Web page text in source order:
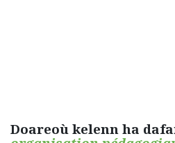
Doareoù kelenn ha